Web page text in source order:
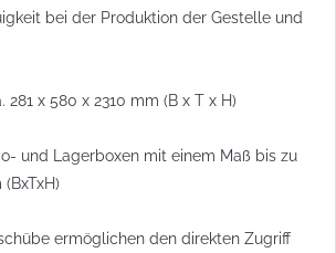
bei der Produktion der Gestelle und
281 x 580 x 2310 mm (B x T x H)
und Lagerboxen mit einem Maß bis zu
ermöglichen den direkten Zugriff